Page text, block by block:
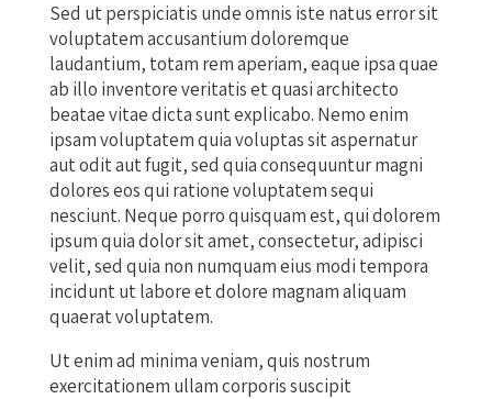
Sed ut perspiciatis unde omnis iste natus error sit
voluptatem accusantium doloremque
laudantium, totam rem aperiam, eaque ipsa quae
ab illo inventore veritatis et quasi architecto
beatae vitae dicta sunt explicabo. Nemo enim
ipsam voluptatem quia voluptas sit aspernatur
aut odit aut fugit, sed quia consequuntur magni
dolores eos qui ratione voluptatem sequi
nesciunt. Neque porro quisquam est, qui dolorem
ipsum quia dolor sit amet, consectetur, adipisci
velit, sed quia non numquam eius modi tempora
incidunt ut labore et dolore magnam aliquam
quaerat voluptatem.
Ut enim ad minima veniam, quis nostrum
exercitationem ullam corporis suscipit